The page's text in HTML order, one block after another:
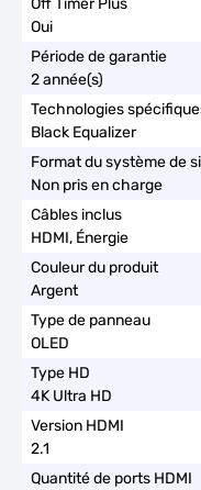
Oui
2 année(s)
Black Equalizer
Non pris en charge
HDMI, Énergie
Argent
OLED
4K Ultra HD
2.1